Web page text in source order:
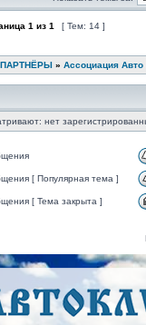
1 из 1 [ Тем: 14 ]
» Ассоциация
нет
[ Популярная тема ]
[ Тема закрыта ]